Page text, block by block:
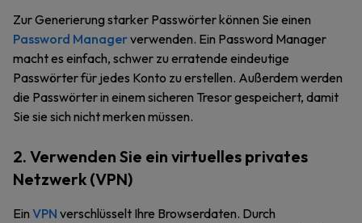
Zur Generierung starker Passwörter können Sie einen
Password Managerverwenden. Ein Password Manager
macht es einfach, schwer zu erratende eindeutige
Passwörter für jedes Konto zu erstellen. Außerdem werden
die Passwörter in einem sicheren Tresor gespeichert, damit
Sie sie sich nicht merken müssen.
2. Verwenden Sie ein virtuelles privates
Netzwerk (VPN)
Ein VPN verschlüsselt Ihre Browserdaten. Durch